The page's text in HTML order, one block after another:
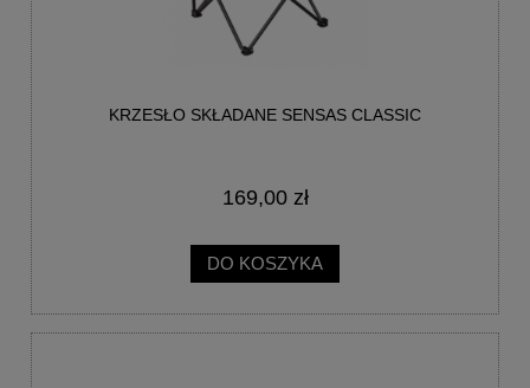
KRZESŁO SKŁADANE SENSAS CLASSIC
169,00 zł
DO KOSZYKA